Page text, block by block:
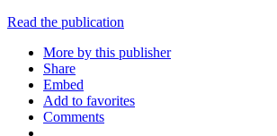
Read the publication
More by this publisher
Share
Embed
Add to favorites
Comments